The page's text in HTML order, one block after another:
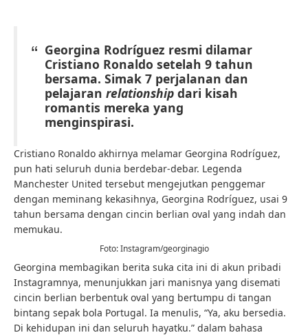
Georgina Rodríguez resmi dilamar
Cristiano Ronaldo setelah 9 tahun
bersama. Simak 7 perjalanan dan
pelajaran relationship dari kisah
romantis mereka yang
menginspirasi.
Cristiano Ronaldo akhirnya melamar Georgina Rodríguez,
pun hati seluruh dunia berdebar-debar. Legenda
Manchester United tersebut mengejutkan penggemar
dengan meminang kekasihnya, Georgina Rodríguez, usai 9
tahun bersama dengan cincin berlian oval yang indah dan
memukau.
Foto: Instagram/georginagio
Georgina membagikan berita suka cita ini di akun pribadi
Instagramnya, menunjukkan jari manisnya yang disemati
cincin berlian berbentuk oval yang bertumpu di tangan
bintang sepak bola Portugal. Ia menulis, “Ya, aku bersedia.
Di kehidupan ini dan seluruh hayatku.” dalam bahasa